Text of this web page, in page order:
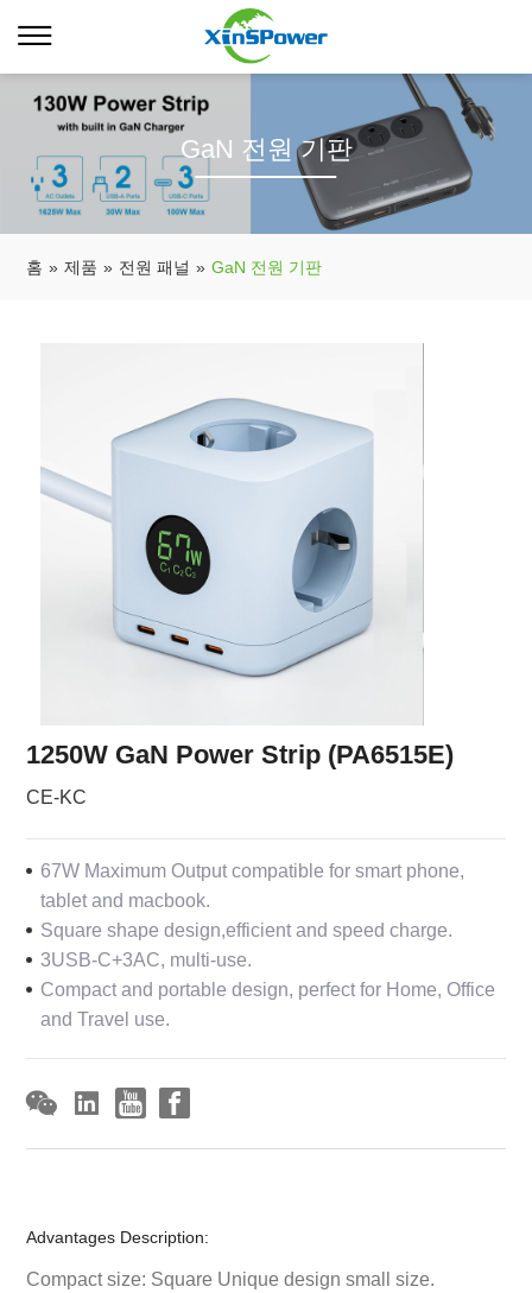
GaN 전원 기판
홈 » 제품 » 전원 패널 » GaN 전원 기판
1250W GaN Power Strip (PA6515E)
CE-KC
67W Maximum Output compatible for smart phone,
tablet and macbook.
Square shape design,efficient and speed charge.
3USB-C+3AC, multi-use.
Compact and portable design, perfect for Home, Office
and Travel use.
Advantages Description:
Compact size: Square Unique design small size.